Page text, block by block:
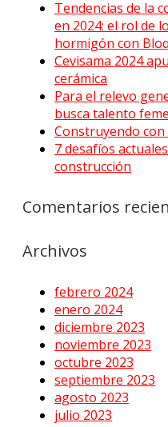
Tendencias de la
en 2024: el rol de
hormigón con
Cevisama 2024
cerámica
Para el relevo
busca talento
Construyendo
7 desafíos
construcción
Comentarios
Archivos
febrero 2024
enero 2024
diciembre 2023
noviembre 2023
octubre 2023
septiembre 2023
agosto 2023
julio 2023